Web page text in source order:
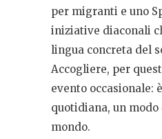
per migranti e uno
iniziative diaconali
lingua concreta del
Accogliere, per
evento occasionale:
quotidiana, un
mondo.